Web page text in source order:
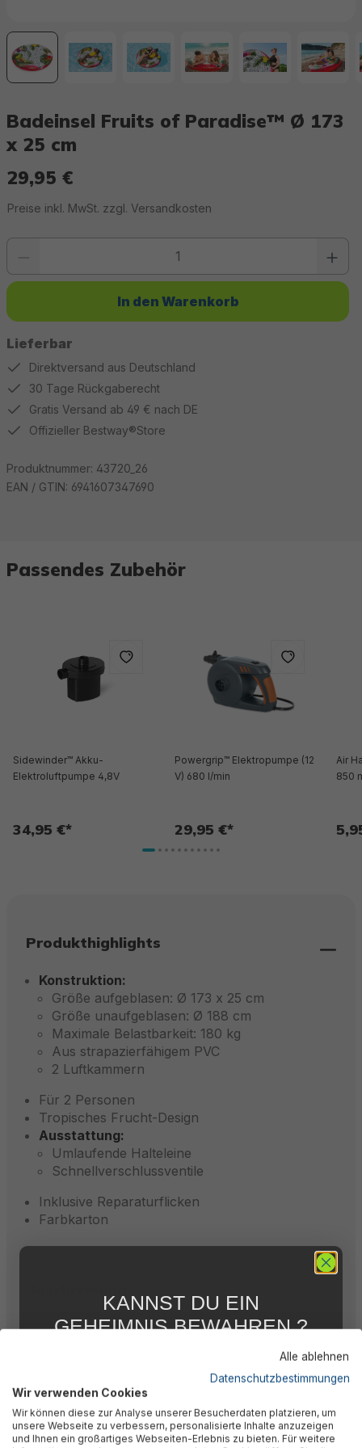
Badeinsel Fruits of Paradise™ Ø 173
x 25 cm
29,95 €
Preise inkl. MwSt. zzgl. Versandkosten
Lieferbar
Produkt Anzahl: Gib den gewünschten Wert ein oder benutze die
In den Warenkorb
Direktversand aus Deutschland
30 Tage Rückgaberecht
Gratis Versand ab 49 € nach DE
Offizieller Bestway®Store
Produktnummer: 43720_26
EAN / GTIN: 6941607347690
Passendes Zubehör
Sidewinder™ Akku-
Elektroluftpumpe 4,8V
34,95 €*
Powergrip™ Elektropumpe (12
V) 680 l/min
29,95 €*
Air
850
Produkthighlights
Konstruktion:
Größe aufgeblasen: Ø 173 x 25 cm
Größe unaufgeblasen: Ø 188 cm
Maximale Belastbarkeit: 180 kg
Aus strapazierfähigem PVC
2 Luftkammern
Für 2 Personen
Tropisches Frucht-Design
Ausstattung:
Umlaufende Halteleine
Schnellverschlussventile
Inklusive Reparaturflicken
Farbkarton
Technische Daten
Alle ablehnen
Datenschutzbestimmungen
Wir verwenden Cookies
Wir können diese zur Analyse unserer Besucherdaten platzieren, um
unsere Webseite zu verbessern, personalisierte Inhalte anzuzeigen
und Ihnen ein großartiges Webseiten-Erlebnis zu bieten. Für weitere
KANNST DU EIN
GEHEIMNIS BEWAHREN ?
FÜR DICH
Abonniere jetzt unseren kostenlosen
Newsletter, verpasse keine Neuigkeiten und
Aktionen mehr und sichere Dir 5 %
Willkommensrabatt auf nicht reduzierte Ware